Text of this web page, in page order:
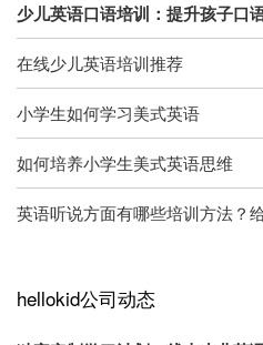
少儿英语口语培训：提升孩子口
在线少儿英语培训推荐
小学生如何学习美式英语
如何培养小学生美式英语思维
英语听说方面有哪些培训方法？
hellokid公司动态